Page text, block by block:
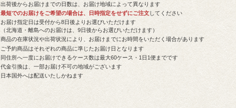
出荷後からお届けまでの日数は、お届け地域によって異なります
最短でのお届けをご希望の場合は、日時指定をせずにご注文してください
お届け指定日は受付から8日後よりお選びいただけます
（北海道・離島へのお届けは、9日後からお選びいただけます）
商品の在庫状況や出荷状況により、お届けまでにお時間をいただく場合があります
ご予約商品はそれぞれの商品に準じたお届け日となります
同住所へ一度にお届けできるケース数は最大60ケース・1日1便までです
代金引換は、一部お届け不可の地域がございます
日本国外へは配送いたしかねます